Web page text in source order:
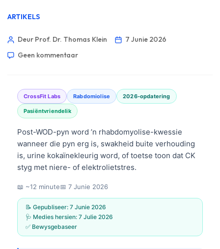
ARTIKELS
Deur Prof. Dr. Thomas Klein
7 Junie 2026
Geen kommentaar
CrossFit Labs Rabdomiolise 2026-opdatering
Pasiëntvriendelik
Post-WOD-pyn word ’n rhabdomyolise-kwessie
wanneer die pyn erg is, swakheid buite verhouding
is, urine kokaïnekleurig word, of toetse toon dat CK
styg met niere- of elektrolietstres.
📖 ~12 minute📅 7 Junie 2026
📝 Gepubliseer: 7 Junie 2026
🩺 Medies hersien: 7 Julie 2026
✅ Bewysgebaseer